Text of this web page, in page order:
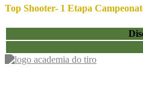
Top Shooter- 1 Etapa